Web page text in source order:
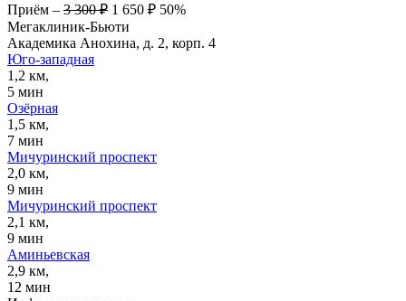
Приём – 3 300 ₽ 1 650 ₽ 50%
Мегаклиник-Бьюти
Академика Анохина, д. 2, корп. 4
Юго-западная
1,2 км,
5 мин
Озёрная
1,5 км,
7 мин
Мичуринский проспект
2,0 км,
9 мин
Мичуринский проспект
2,1 км,
9 мин
Аминьевская
2,9 км,
12 мин